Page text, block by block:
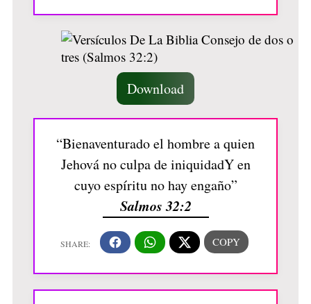
Download
“Bienaventurado el hombre a quien
Jehová no culpa de iniquidadY en
cuyo espíritu no hay engaño”
Salmos 32:2